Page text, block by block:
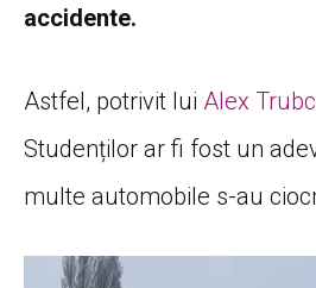
accidente.
Astfel, potrivit lui Alex
Studenților ar fi fost un
multe automobile s-au
Player